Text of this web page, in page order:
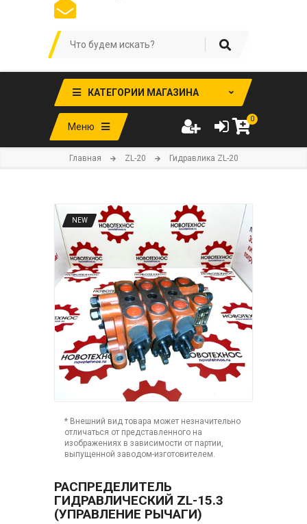
КАТЕГОРИИ МАГАЗИНА
Меню
0
Главная ZL-20 Гидравлика ZL-20
NEW
* Внешний вид товара может незначительно
отличаться от представленного на
изображениях в зависимости от партии,
выпущенной заводом-изготовителем.
РАСПРЕДЕЛИТЕЛЬ
ГИДРАВЛИЧЕСКИЙ ZL-15.3
(УПРАВЛЕНИЕ РЫЧАГИ)